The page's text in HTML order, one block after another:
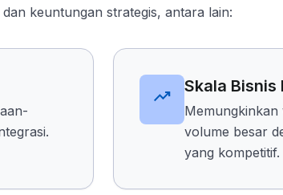
keuntungan strategis, antara lain:
trending_up Skala Bisnis
Memungkinkan
volume besar
yang kompetitif.